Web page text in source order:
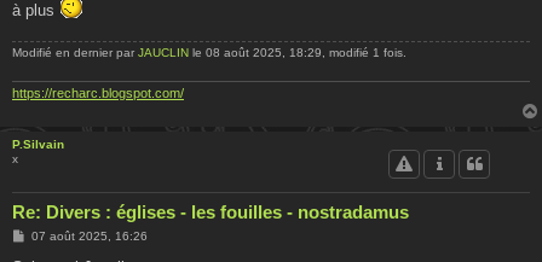
à plus
Modifié en dernier par JAUCLIN le 08 août 2025, 18:29, modifié 1 fois.
https://recharc.blogspot.com/
P.Silvain
x
Re: Divers : églises - les fouilles - nostradamus
M07 août 2025, 16:26